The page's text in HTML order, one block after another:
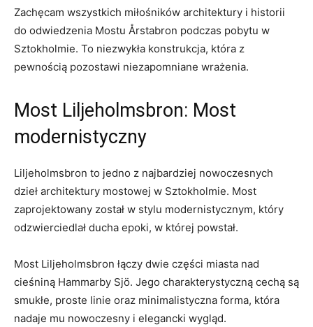
Zachęcam ⁣wszystkich miłośników⁤ architektury i historii
do odwiedzenia Mostu Årstabron podczas pobytu w
Sztokholmie.⁣ To niezwykła konstrukcja, która z
pewnością⁣ pozostawi niezapomniane wrażenia.
Most Liljeholmsbron: Most
‍modernistyczny
Liljeholmsbron to jedno z najbardziej nowoczesnych
dzieł architektury mostowej⁢ w Sztokholmie. Most
zaprojektowany został w stylu modernistycznym, który
odzwierciedlał ducha epoki, w‌ której powstał.
Most Liljeholmsbron łączy dwie części miasta nad
cieśniną Hammarby Sjö. ‌Jego charakterystyczną cechą są
smukłe, proste linie oraz minimalistyczna forma, która
nadaje ‌mu nowoczesny i elegancki wygląd.